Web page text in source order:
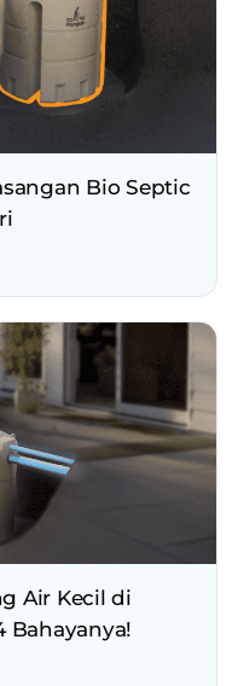
Bio Septic
Air Kecil di
Bahayanya!